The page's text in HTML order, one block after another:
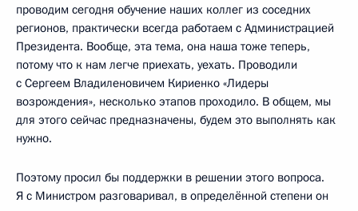
проводим сегодня обучение наших коллег из соседних
регионов, практически всегда работаем с Администрацией
Президента. Вообще, эта тема, она наша тоже теперь,
потому что к нам легче приехать, уехать. Проводили
с Сергеем Владиленовичем Кириенко «Лидеры
возрождения», несколько этапов проходило. В общем, мы
для этого сейчас предназначены, будем это выполнять как
нужно.
Поэтому просил бы поддержки в решении этого вопроса.
Я с Министром разговаривал, в определённой степени он